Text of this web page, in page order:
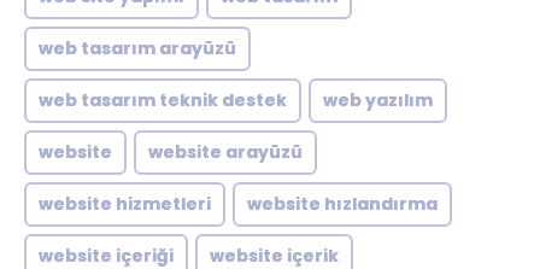
web tasarım arayüzü
web tasarım teknik destek web yazılım
website website arayüzü
website hizmetleri website hızlandırma
website içeriği website içerik